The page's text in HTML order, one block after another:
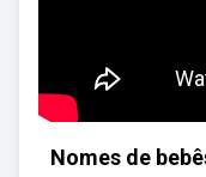
Nomes de